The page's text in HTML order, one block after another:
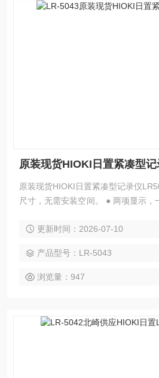
原装现货HIOKI日置紧凑型
原装现货HIOKI日置紧凑型记录仪
尺寸，无需安装空间。 ● 两项显示，
音时更换电池（即使取出电池，录音
值记录模式，记录变化不遗漏。 ● 即
据也不会丢失。
更新时间：2026-07-10
产品型号：LR-5043
浏览量：947